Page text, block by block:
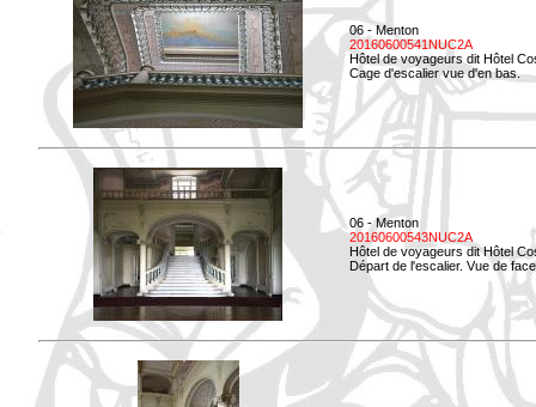
06 - Menton
20160600541NUC2A
Hôtel de voyageurs dit Hôtel
Cage d'escalier vue d'en bas.
06 - Menton
20160600543NUC2A
Hôtel de voyageurs dit Hôtel
Départ de l'escalier. Vue de